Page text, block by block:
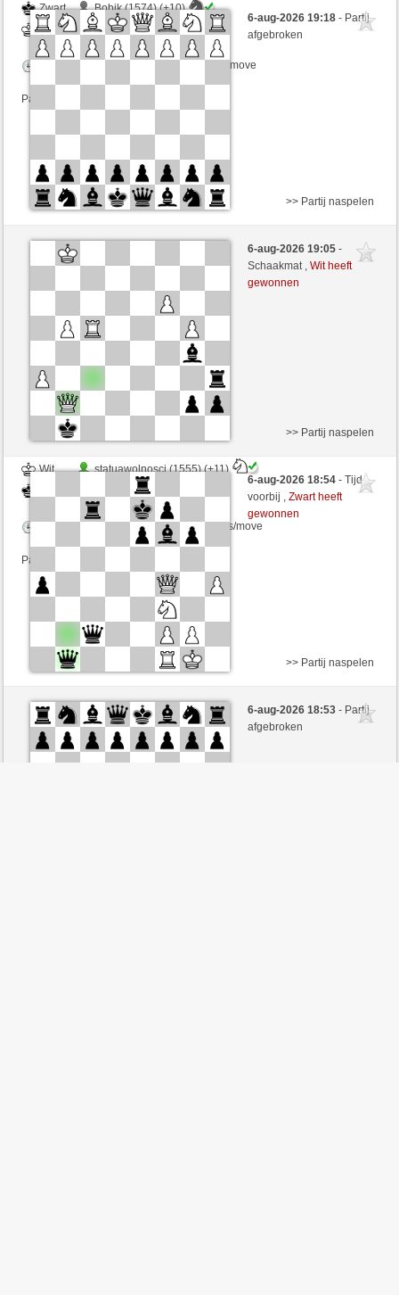
Zwart
Bobik (1574) (+10)
Wit
irokese (1438) (-10)
Speelduur: 3 minutes/side + 3 seconds/move
Partij telt mee voor de ranglijst
6-aug-2026 19:18- Partij
afgebroken
Wit
immerwinner (1712)
Zwart
Speelduur: 2 minutes/side + 0 seconds/move
Partij telt mee voor de ranglijst
>> Partij naspelen
6-aug-2026 19:05-
Schaakmat ,Wit heeft
gewonnen
Wit
statuawolnosci (1555) (+11)
irokese (1449) (-11)
Speelduur: 10 minutes/side + 0 seconds/move
Partij telt mee voor de ranglijst
>> Partij naspelen
6-aug-2026 18:54- Tijd
voorbij ,Zwart heeft
gewonnen
Zwart
igorvs (1662) (+7)
Wit
irokese (1456) (-7)
>> Partij naspelen
6-aug-2026 18:53- Partij
afgebroken